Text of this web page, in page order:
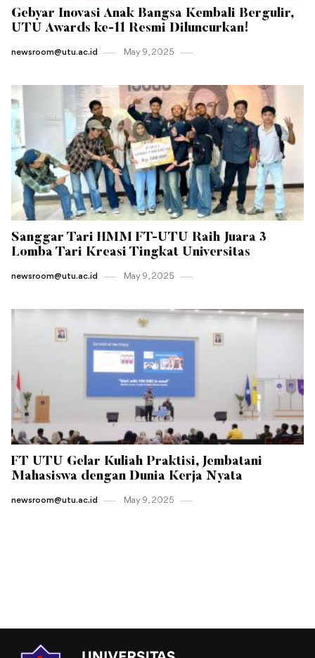
Gebyar Inovasi Anak Bangsa Kembali Bergulir,
UTU Awards ke-11 Resmi Diluncurkan!
newsroom@utu.ac.id May 9 , 2025
Sanggar Tari HMM FT-UTU Raih Juara 3
Lomba Tari Kreasi Tingkat Universitas
newsroom@utu.ac.id May 9 , 2025
FT UTU Gelar Kuliah Praktisi, Jembatani
Mahasiswa dengan Dunia Kerja Nyata
newsroom@utu.ac.id May 9 , 2025